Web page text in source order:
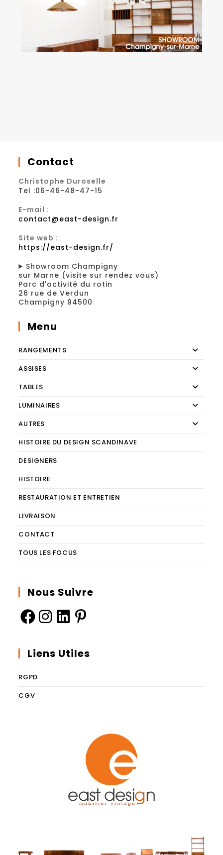
Contact
Christophe Duroselle
Tel :06-46-48-47-15
E-mail :
contact@east-design.fr
Site web :
https://east-design.fr/
Showroom Champigny
sur Marne (visite sur rendez vous)
Parc d'activité du rotin
26 rue de Verdun
Champigny 94500
Menu
RANGEMENTS
ASSISES
TABLES
LUMINAIRES
AUTRES
HISTOIRE DU DESIGN SCANDINAVE
DESIGNERS
HISTOIRE
RESTAURATION ET ENTRETIEN
LIVRAISON
CONTACT
TOUS LES FOCUS
Nous Suivre
Liens Utiles
RGPD
CGV